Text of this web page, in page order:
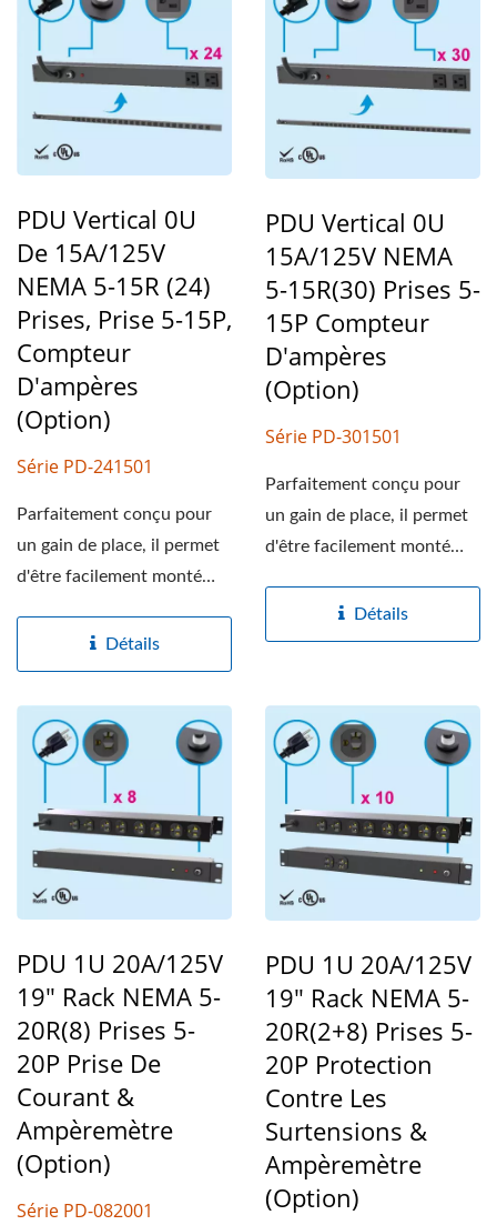
PDU Vertical 0U
De 15A/125V
NEMA 5-15R (24)
Prises, Prise 5-15P,
Compteur
D'ampères
(option)
Série PD-241501
Parfaitement conçu pour
un gain de place, il permet
d'être facilement monté
Détails
PDU Vertical 0U
15A/125V NEMA
5-15R(30) Prises 5-
15P Compteur
D'ampères
(option)
Série PD-301501
Parfaitement conçu pour
un gain de place, il permet
d'être facilement monté
Détails
PDU 1U 20A/125V
19" Rack NEMA 5-
20R(8) Prises 5-
20P Prise De
Courant &
Ampèremètre
(option)
Série PD-082001
PDU 1U 20A/125V
19" Rack NEMA 5-
20R(2+8) Prises 5-
20P Protection
Contre Les
Surtensions &
Ampèremètre
(option)